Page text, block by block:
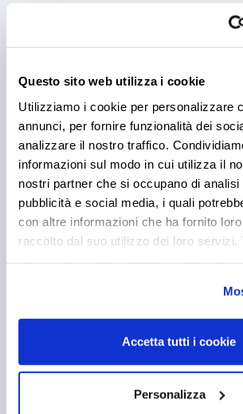
Questo sito web utilizza i cookie
Utilizziamo i cookie per personalizzare
annunci, per fornire funzionalità dei
analizzare il nostro traffico.
informazioni sul modo in cui utilizza il
nostri partner che si occupano di analisi
pubblicità e social media, i quali
con altre informazioni che ha fornito
raccolto dal suo utilizzo dei loro servizi.
cookie accettare. Per ulteriori
lacookie policy.
Accetta tutti i cookie
Personalizza
Products you
interested
FLATFIX